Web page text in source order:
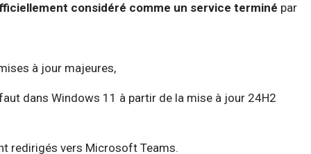
considéré comme un service terminé par
à jour majeures,
dans Windows 11 à partir de la mise à jour 24H2
redirigés vers Microsoft Teams.